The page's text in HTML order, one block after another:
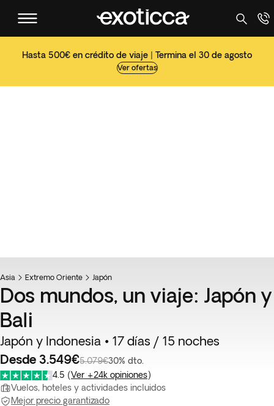
Hasta 500€ en crédito de viaje | Termina el 30 de agosto
Ver ofertas
Asia Extremo Oriente Japón
Dos mundos, un viaje: Japón y
Bali
Japón y Indonesia • 17 días / 15 noches
Desde 3.549€5.079€30% dto.
4.5 (Ver +24k opiniones)
Vuelos, hoteles y actividades incluidos
Mejor precio garantizado